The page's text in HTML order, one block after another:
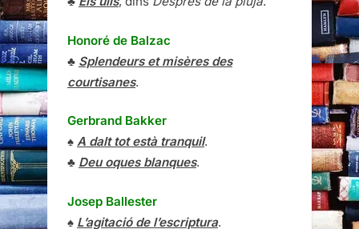
Honoré de Balzac
♣ Splendeurs et misères des
courtisanes.
Gerbrand Bakker
♠ A dalt tot està tranquil.
♣ Deu oques blanques.
Josep Ballester
♠ L’agitació de l’escriptura.